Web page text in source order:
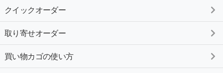
クイックオーダー
取り寄せオーダー
買い物カゴの使い方